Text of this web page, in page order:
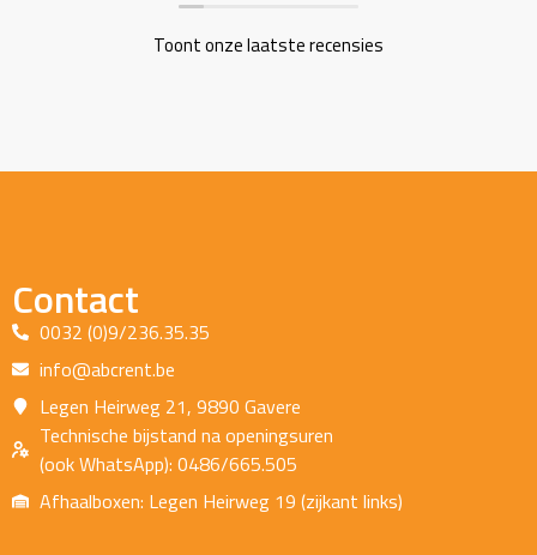
Toont onze laatste recensies
Contact
0032 (0)9/236.35.35
info@abcrent.be
Legen Heirweg 21, 9890 Gavere
Technische bijstand na openingsuren
(ook WhatsApp): 0486/665.505
Afhaalboxen: Legen Heirweg 19 (zijkant links)